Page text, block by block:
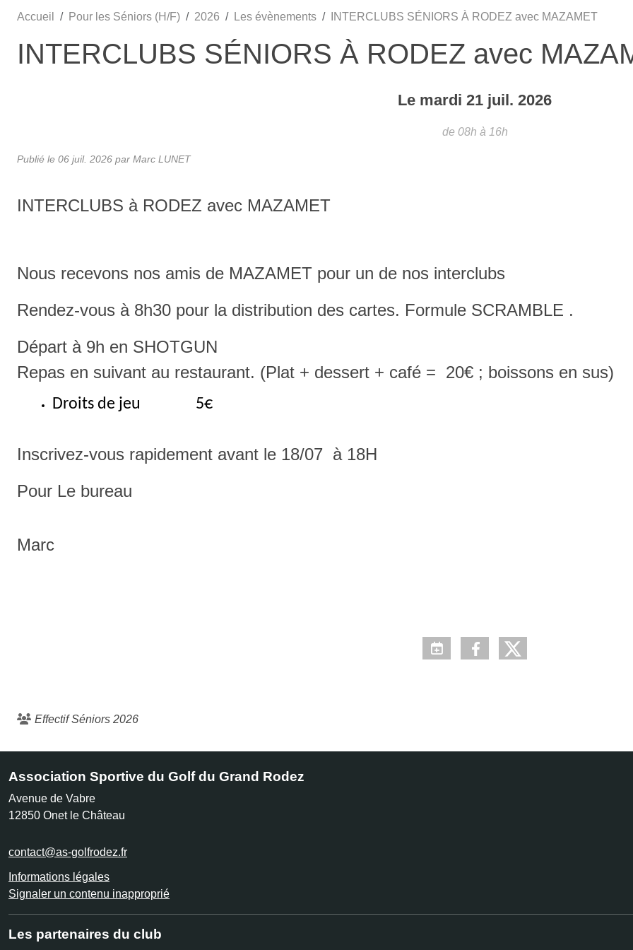
Accueil Pour les Séniors (H/F) 2026 Les évènements INTERCLUBS SÉNIORS À RODEZ avec MAZAMET
INTERCLUBS SÉNIORS À RODEZ avec
Le mardi 21 juil. 2026
de 08h à 16h
Publié le 06 juil. 2026 par Marc LUNET
INTERCLUBS à RODEZ avec MAZAMET
Nous recevons nos amis de MAZAMET pour un de nos interclubs
Rendez-vous à 8h30 pour la distribution des cartes. Formule SCRAMBLE .
Départ à 9h en SHOTGUN
Repas en suivant au restaurant. (Plat + dessert + café = 20€ ; boissons en sus)
Droits de jeu 5€
Inscrivez-vous rapidement avant le 18/07 à 18H
Pour Le bureau
Marc
Effectif Séniors 2026
Association Sportive du Golf du Grand Rodez
Avenue de Vabre
12850 Onet le Château
contact@as-golfrodez.fr
Informations légales
Signaler un contenu inapproprié
Les partenaires du club